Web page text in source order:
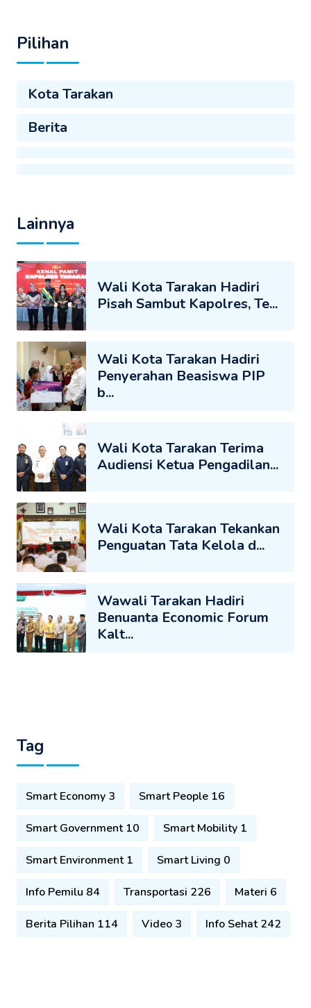
Pilihan
Kota Tarakan
Berita
Lainnya
Wali Kota Tarakan Hadiri
Pisah Sambut Kapolres, Te...
Wali Kota Tarakan Hadiri
Penyerahan Beasiswa PIP
b...
Wali Kota Tarakan Terima
Audiensi Ketua Pengadilan...
Wali Kota Tarakan Tekankan
Penguatan Tata Kelola d...
Wawali Tarakan Hadiri
Benuanta Economic Forum
Kalt...
Tag
Smart Economy 3 Smart People 16
Smart Government 10 Smart Mobility 1
Smart Environment 1 Smart Living 0
Info Pemilu 84 Transportasi 226 Materi 6
Berita Pilihan 114 Video 3 Info Sehat 242